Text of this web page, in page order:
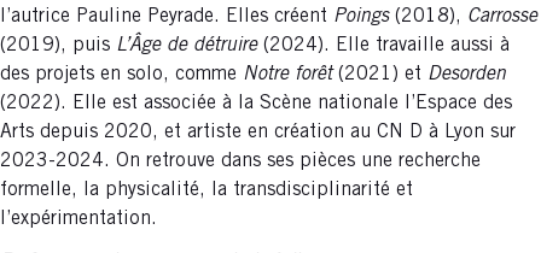
l’autrice Pauline Peyrade. Elles créent Poings (2018), Carrosse
(2019), puis L’Âge de détruire (2024). Elle travaille aussi à
des projets en solo, comme Notre forêt(2021) et Desorden
(2022). Elle est associée à la Scène nationale l’Espace des
Arts depuis 2020, et artiste en création au CN D à Lyon sur
2023-2024. On retrouve dans ses pièces une recherche
formelle, la physicalité, la transdisciplinarité et
l’expérimentation.